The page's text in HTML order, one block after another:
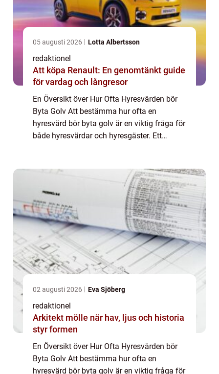
05 augusti 2026 Lotta Albertsson
redaktionel
Att köpa Renault: En genomtänkt guide
för vardag och långresor
En Översikt över Hur Ofta Hyresvärden bör
Byta Golv Att bestämma hur ofta en
hyresvärd bör byta golv är en viktig fråga för
både hyresvärdar och hyresgäster. Ett
02 augusti 2026 Eva Sjöberg
redaktionel
Arkitekt mölle när hav, ljus och historia
styr formen
En Översikt över Hur Ofta Hyresvärden bör
Byta Golv Att bestämma hur ofta en
hyresvärd bör byta golv är en viktig fråga för